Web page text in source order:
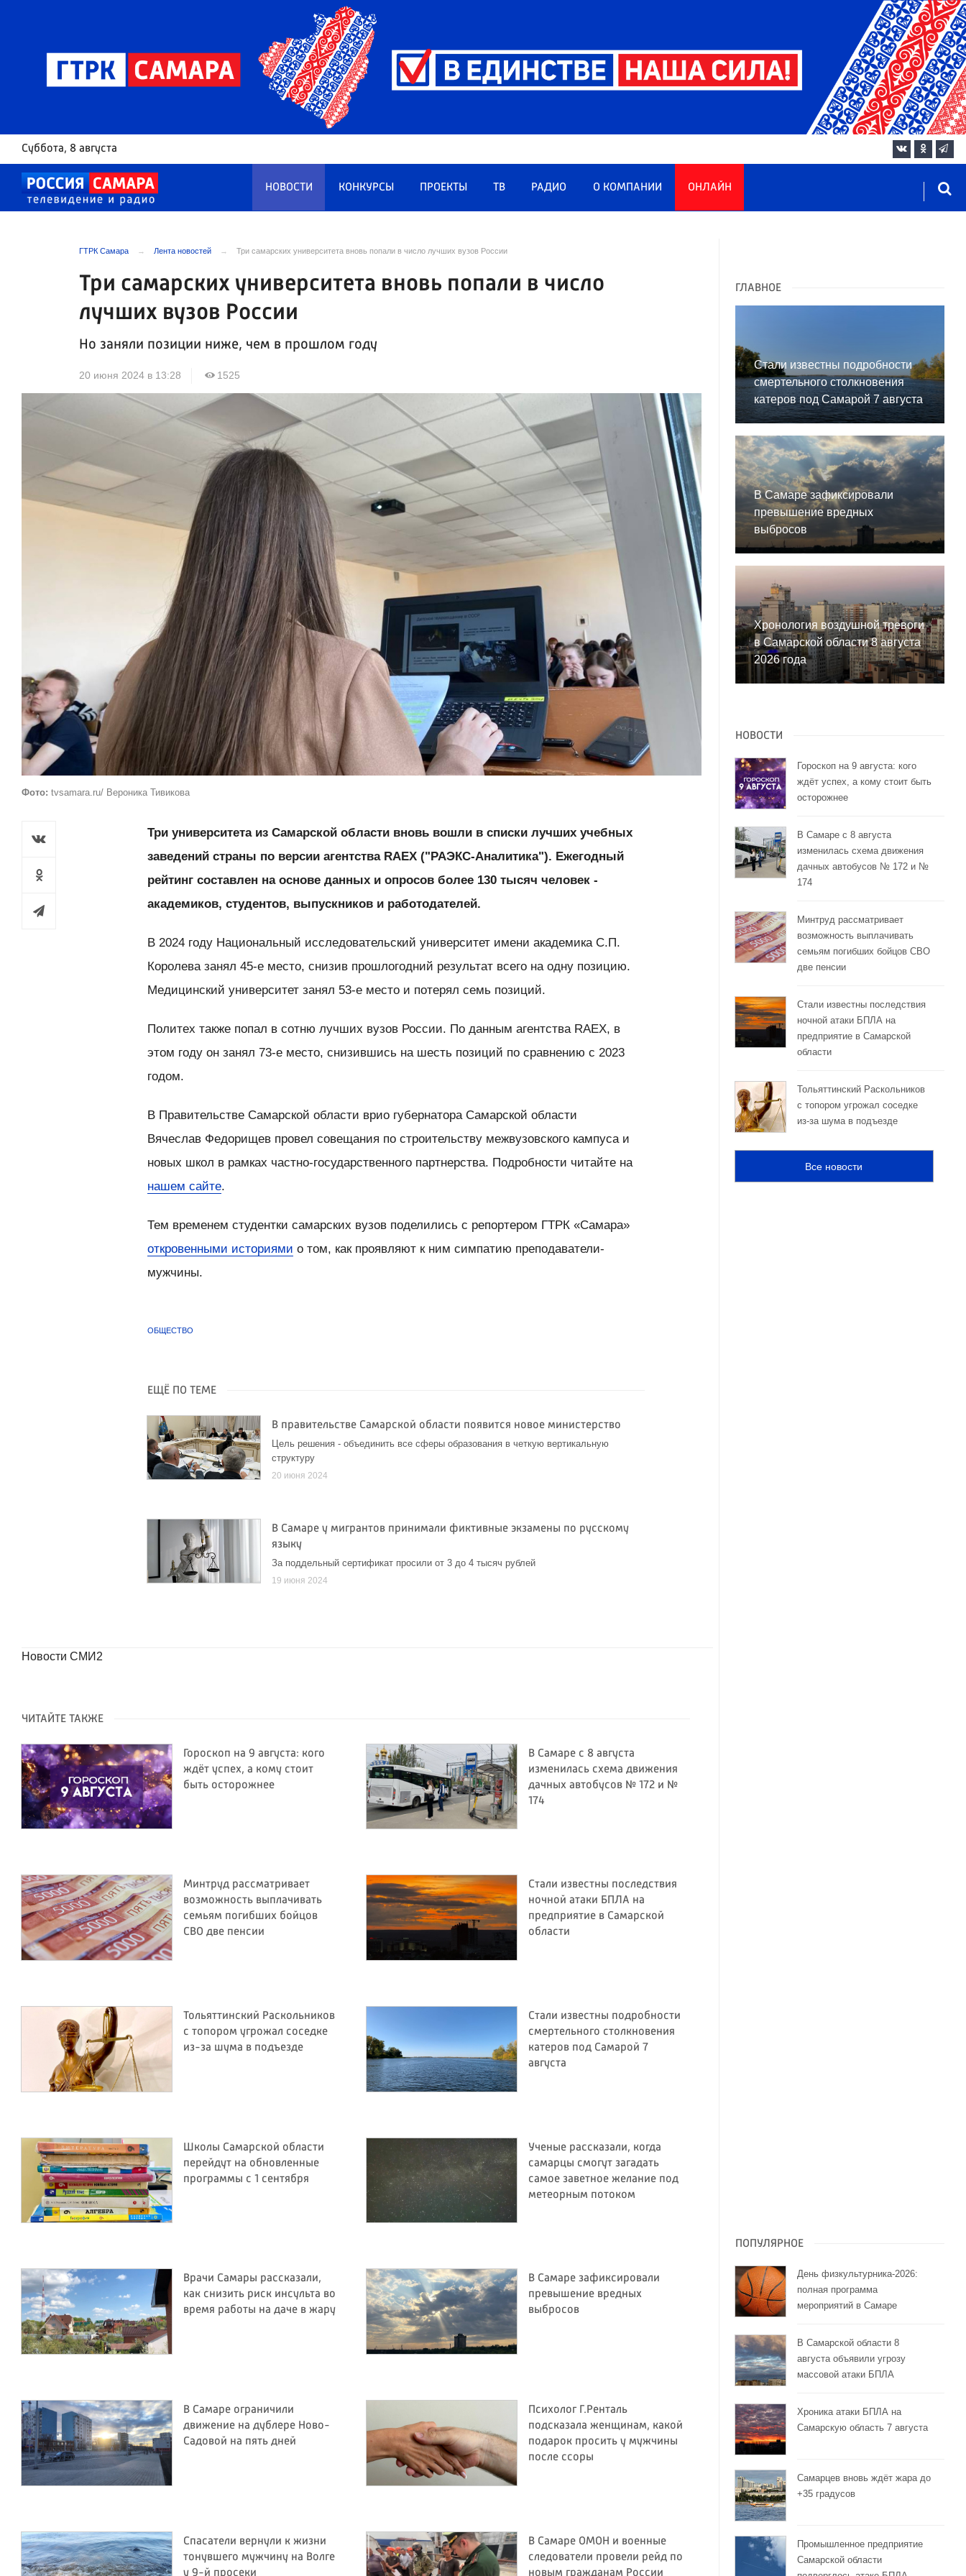
Суббота, 8 августа
НОВОСТИ КОНКУРСЫ ПРОЕКТЫ ТВ РАДИО О КОМПАНИИ ОНЛАЙН
ГТРК Самара Лента новостей Три самарских университета вновь попали в число лучших вузов России
Три самарских университета вновь попали в число
лучших вузов России
Но заняли позиции ниже, чем в прошлом году
20 июня 2024 в 13:28 1525
Фото: tvsamara.ru/ Вероника Тивикова
Три университета из Самарской области вновь вошли в списки лучших учебных
заведений страны по версии агентства RAEX ("РАЭКС-Аналитика"). Ежегодный
рейтинг составлен на основе данных и опросов более 130 тысяч человек -
академиков, студентов, выпускников и работодателей.
В 2024 году Национальный исследовательский университет имени академика С.П.
Королева занял 45-е место, снизив прошлогодний результат всего на одну позицию.
Медицинский университет занял 53-е место и потерял семь позиций.
Политех также попал в сотню лучших вузов России. По данным агентства RAEX, в
этом году он занял 73-е место, снизившись на шесть позиций по сравнению с 2023
годом.
В Правительстве Самарской области врио губернатора Самарской области
Вячеслав Федорищев провел совещания по строительству межвузовского кампуса и
новых школ в рамках частно-государственного партнерства. Подробности читайте на
нашем сайте.
Тем временем студентки самарских вузов поделились с репортером ГТРК «Самара»
откровенными историями о том, как проявляют к ним симпатию преподаватели-
мужчины.
ОБЩЕСТВО
ЕЩЁ ПО ТЕМЕ
В правительстве Самарской области появится новое министерство
Цель решения - объединить все сферы образования в четкую вертикальную
структуру
20 июня 2024
В Самаре у мигрантов принимали фиктивные экзамены по русскому
языку
За поддельный сертификат просили от 3 до 4 тысяч рублей
19 июня 2024
Новости СМИ2
ЧИТАЙТЕ ТАКЖЕ
Гороскоп на 9 августа: кого
ждёт успех, а кому стоит
быть осторожнее
В Самаре с 8 августа
изменилась схема движения
дачных автобусов № 172 и №
174
Минтруд рассматривает
возможность выплачивать
семьям погибших бойцов
СВО две пенсии
Стали известны последствия
ночной атаки БПЛА на
предприятие в Самарской
области
Тольяттинский Раскольников
с топором угрожал соседке
из-за шума в подъезде
Стали известны подробности
смертельного столкновения
катеров под Самарой 7
августа
Школы Самарской области
перейдут на обновленные
программы с 1 сентября
Ученые рассказали, когда
самарцы смогут загадать
самое заветное желание под
метеорным потоком
Врачи Самары рассказали,
как снизить риск инсульта во
время работы на даче в жару
В Самаре зафиксировали
превышение вредных
выбросов
В Самаре ограничили
движение на дублере Ново-
Садовой на пять дней
Психолог Г.Ренталь
подсказала женщинам, какой
подарок просить у мужчины
после ссоры
Спасатели вернули к жизни
тонувшего мужчину на Волге
у 9-й просеки
В Самаре ОМОН и военные
следователи провели рейд по
новым гражданам России
ГЛАВНОЕ
Стали известны подробности
смертельного столкновения
катеров под Самарой 7 августа
В Самаре зафиксировали
превышение вредных
выбросов
Хронология воздушной тревоги
в Самарской области 8 августа
2026 года
НОВОСТИ
Гороскоп на 9 августа: кого
ждёт успех, а кому стоит быть
осторожнее
В Самаре с 8 августа
изменилась схема движения
дачных автобусов № 172 и №
174
Минтруд рассматривает
возможность выплачивать
семьям погибших бойцов СВО
две пенсии
Стали известны последствия
ночной атаки БПЛА на
предприятие в Самарской
области
Тольяттинский Раскольников
с топором угрожал соседке
из-за шума в подъезде
Все новости
ПОПУЛЯРНОЕ
День физкультурника-2026:
полная программа
мероприятий в Самаре
В Самарской области 8
августа объявили угрозу
массовой атаки БПЛА
Хроника атаки БПЛА на
Самарскую область 7 августа
Самарцев вновь ждёт жара до
+35 градусов
Промышленное предприятие
Самарской области